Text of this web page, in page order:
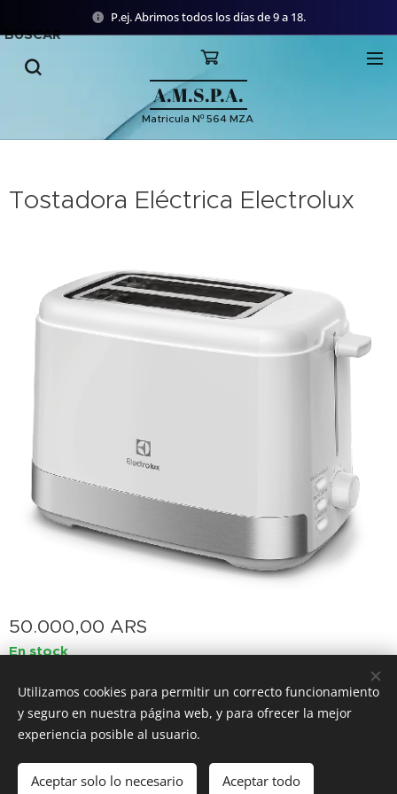
P.ej. Abrimos todos los días de 9 a 18.
A.M.S.P.A.
Matricula Nº 564 MZA
BUSCAR
Tostadora Eléctrica Electrolux
50.000,00 ARS
En stock
Añadir a la cesta
Cookies
Utilizamos cookies para permitir un correcto funcionamiento
y seguro en nuestra página web, y para ofrecer la mejor
experiencia posible al usuario.
Aceptar solo lo necesario Aceptar todo